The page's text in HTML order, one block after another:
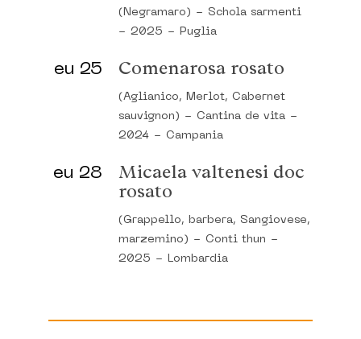
(Negramaro) -
Schola sarmenti
- 2025 - Puglia
eu 25 Comenarosa rosato
(Aglianico, Merlot, Cabernet
sauvignon)
- Cantina de vita -
2024 - Campania
eu 28
Micaela valtenesi doc
rosato
(Grappello, barbera, Sangiovese,
marzemino)
- Conti thun
-
2025
- Lombardia